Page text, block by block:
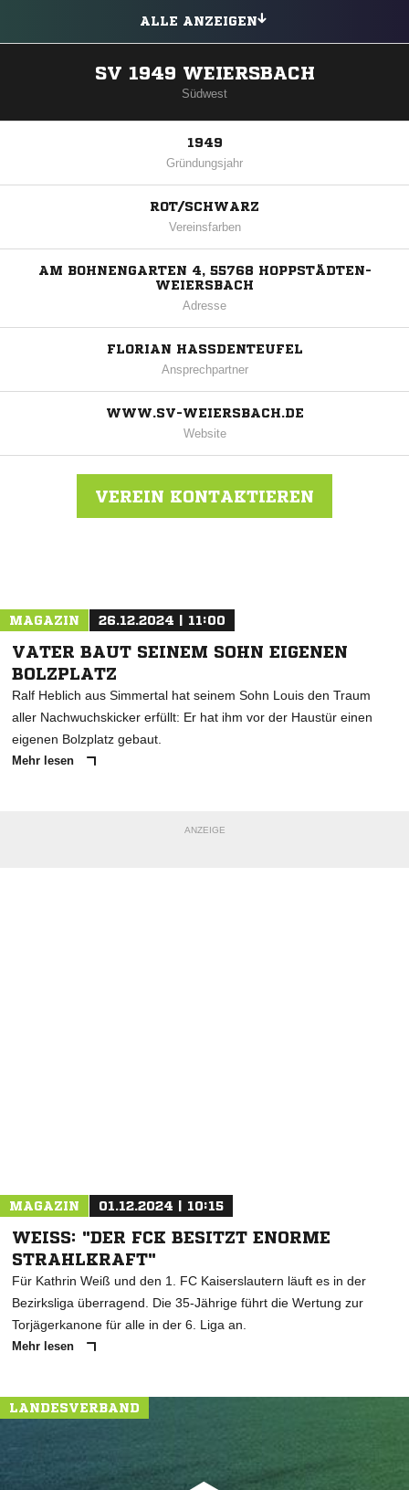
ALLE ANZEIGEN
SV 1949 WEIERSBACH
Südwest
1949
Gründungsjahr
ROT/SCHWARZ
Vereinsfarben
AM BOHNENGARTEN 4, 55768 HOPPSTÄDTEN-
WEIERSBACH
Adresse
FLORIAN HASSDENTEUFEL
Ansprechpartner
WWW.SV-WEIERSBACH.DE
Website
VEREIN KONTAKTIEREN
MAGAZIN 26.12.2024 | 11:00
VATER BAUT SEINEM SOHN EIGENEN
BOLZPLATZ
Ralf Heblich aus Simmertal hat seinem Sohn Louis den Traum
aller Nachwuchskicker erfüllt: Er hat ihm vor der Haustür einen
eigenen Bolzplatz gebaut.
Mehr lesen
ANZEIGE
MAGAZIN 01.12.2024 | 10:15
WEISS: "DER FCK BESITZT ENORME S
TRAHLKRAFT"
Für Kathrin Weiß und den 1. FC Kaiserslautern läuft es in der
Bezirksliga überragend. Die 35-Jährige führt die Wertung zur
Torjägerkanone für alle in der 6. Liga an.
Mehr lesen
LANDESVERBAND